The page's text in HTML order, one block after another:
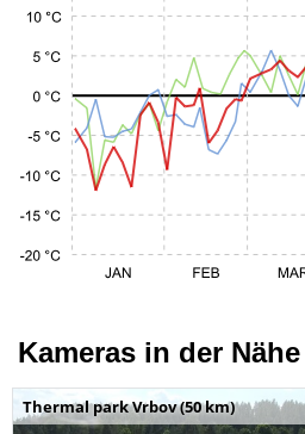
Kameras in der Nähe
Thermal park Vrbov (50 km)